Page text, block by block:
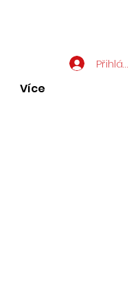
Více
Přihlásit